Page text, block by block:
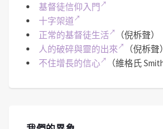
基督徒信仰入門
十字架道
正常的基督徒生活
（倪柝聲）
人的破碎與靈的出來
（倪柝聲）
不住增長的信心
（維格氏